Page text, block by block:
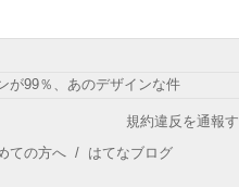
が99％、あのデザインな件
規約違反を通報
ての方へ / はてなブログ